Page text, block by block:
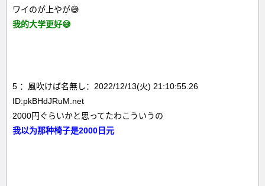
ワイのが上やが😅
我的大学更好😅
5 ：風吹けば名無し：2022/12/13(火) 21:10:55.26
ID:pkBHdJRuM.net
2000円ぐらいかと思ってたわこういうの
我以为那种椅子是2000日元